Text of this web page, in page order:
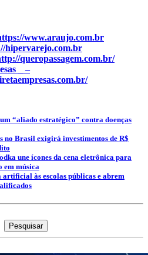
www.araujo.com.br
hipervarejo.com.br
queropassagem.com.br/
_ –
“aliado estratégico” contra doenças
no Brasil exigirá investimentos de R$
une ícones da cena eletrônica para
em música
às escolas públicas e abrem
Pesquisar